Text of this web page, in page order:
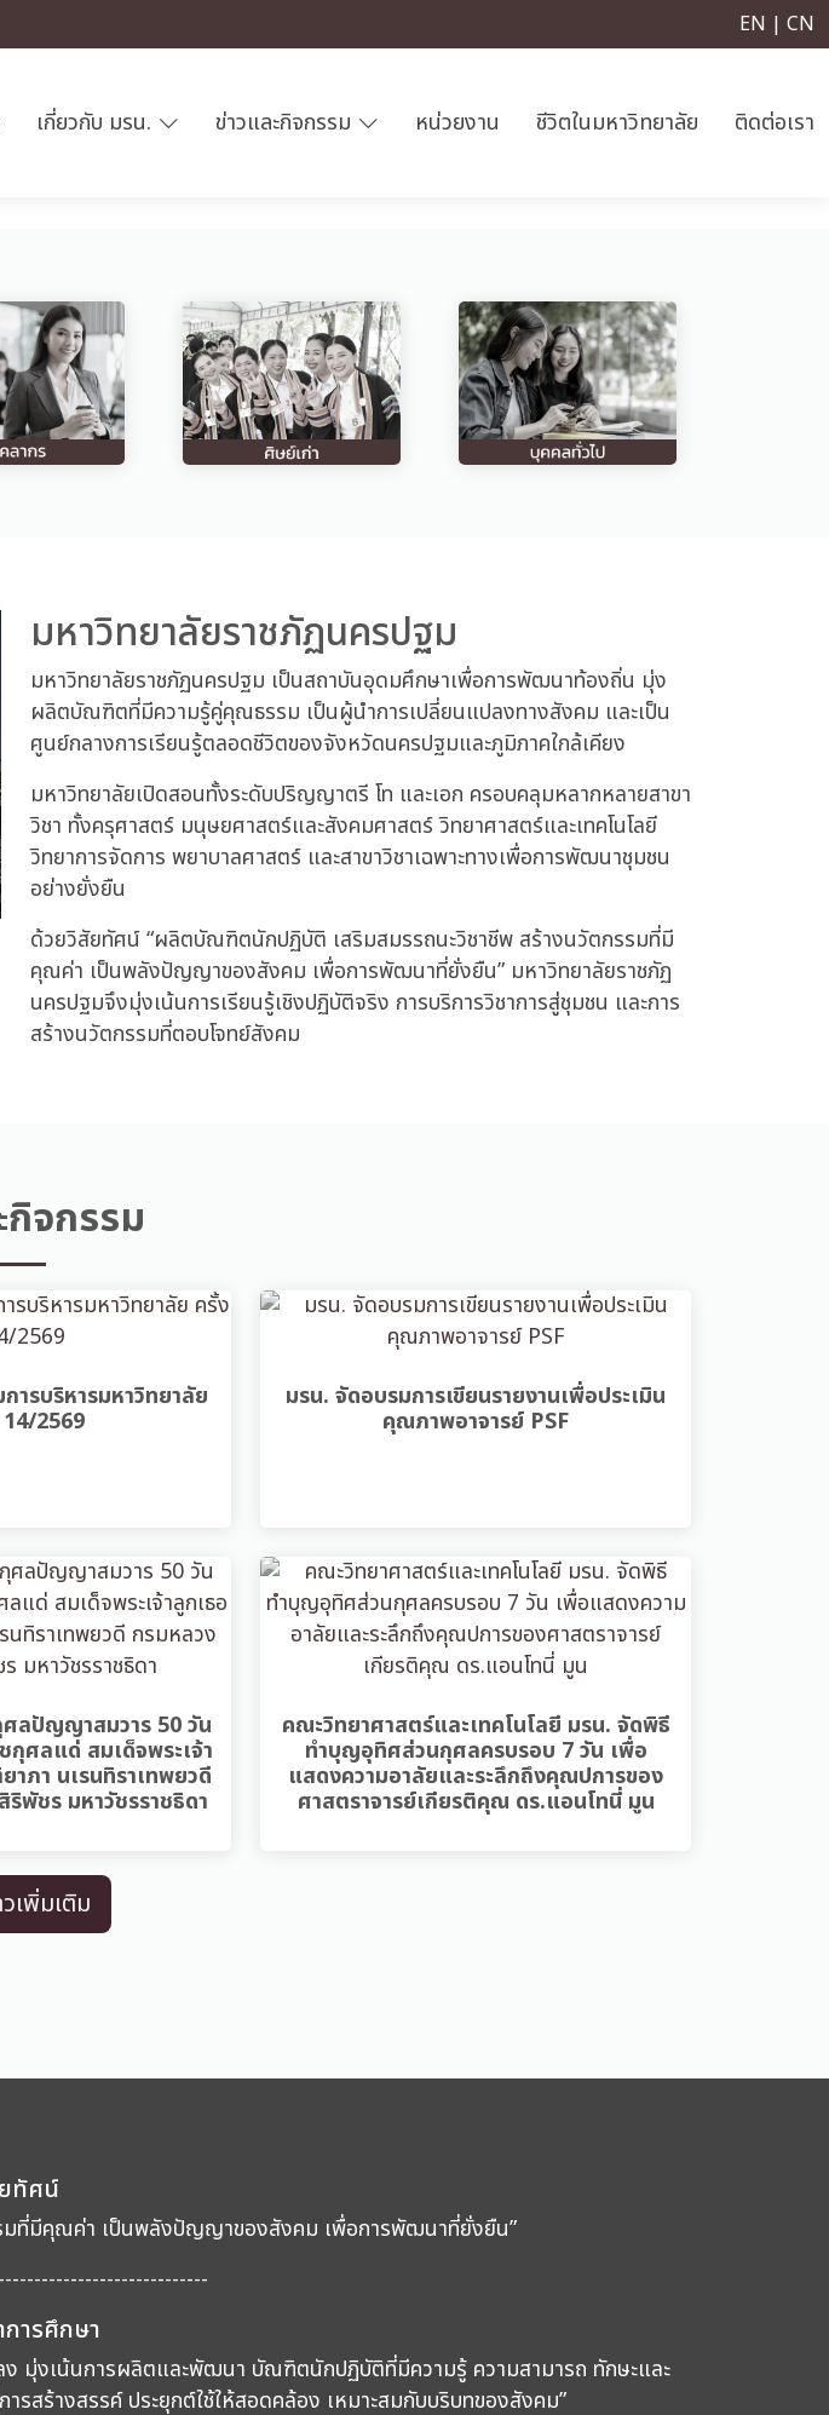
EN | CN
เกี่ยวกับ มรน. ข่าวและกิจกรรม หน่วยงาน ชีวิตในมหาวิทยาลัย ติดต่อเรา
มหาวิทยาลัยราชภัฏนครปฐม
มหาวิทยาลัยราชภัฏนครปฐม เป็นสถาบันอุดมศึกษาเพื่อการพัฒนาท้องถิ่น มุ่ง
ผลิตบัณฑิตที่มีความรู้คู่คุณธรรม เป็นผู้นำการเปลี่ยนแปลงทางสังคม และเป็น
ศูนย์กลางการเรียนรู้ตลอดชีวิตของจังหวัดนครปฐมและภูมิภาคใกล้เคียง
มหาวิทยาลัยเปิดสอนทั้งระดับปริญญาตรี โท และเอก ครอบคลุมหลากหลายสาขา
วิชา ทั้งครุศาสตร์ มนุษยศาสตร์และสังคมศาสตร์ วิทยาศาสตร์และเทคโนโลยี
วิทยาการจัดการ พยาบาลศาสตร์ และสาขาวิชาเฉพาะทางเพื่อการพัฒนาชุมชน
อย่างยั่งยืน
ด้วยวิสัยทัศน์ “ผลิตบัณฑิตนักปฏิบัติ เสริมสมรรถนะวิชาชีพ สร้างนวัตกรรมที่มี
คุณค่า เป็นพลังปัญญาของสังคม เพื่อการพัฒนาที่ยั่งยืน” มหาวิทยาลัยราชภัฏ
นครปฐมจึงมุ่งเน้นการเรียนรู้เชิงปฏิบัติจริง การบริการวิชาการสู่ชุมชน และการ
สร้างนวัตกรรมที่ตอบโจทย์สังคม
กิจกรรม
ารบริหารมหาวิทยาลัย
2569
มรน. จัดอบรมการเขียนรายงานเพื่อประเมิน
คุณภาพอาจารย์ PSF
ลปัญญาสมวาร 50 วัน
กุศลแด่ สมเด็จพระเจ้า
าภา นเรนทิราเทพยวดี
พัชร มหาวัชรราชธิดา
คณะวิทยาศาสตร์และเทคโนโลยี มรน. จัดพิธี
ทำบุญอุทิศส่วนกุศลครบรอบ 7 วัน เพื่อ
แสดงความอาลัยและระลึกถึงคุณปการของ
ศาสตราจารย์เกียรติคุณ ดร.แอนโทนี่ มูน
เพิ่มเติม
ทัศน์
ที่มีคุณค่า เป็นพลังปัญญาของสังคม เพื่อการพัฒนาที่ยั่งยืน”
ารศึกษา
มุ่งเน้นการผลิตและพัฒนา บัณฑิตนักปฏิบัติที่มีความรู้ ความสามารถ ทักษะและ
สร้างสรรค์ ประยุกต์ใช้ให้สอดคล้อง เหมาะสมกับบริบทของสังคม”